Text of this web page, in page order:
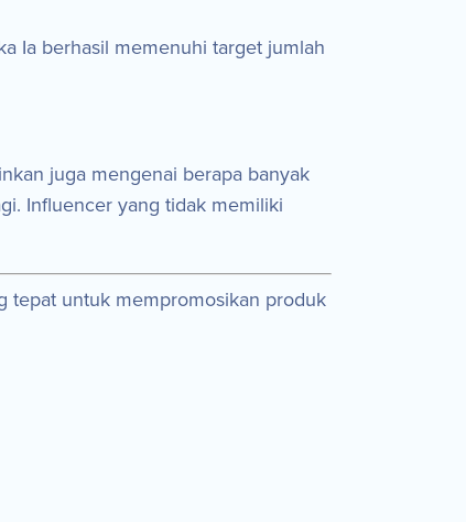
Ia berhasil memenuhi target jumlah
juga mengenai berapa banyak
Influencer yang tidak memiliki
tepat untuk mempromosikan produk